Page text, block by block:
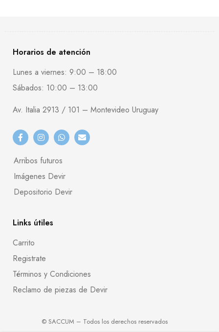
Horarios de atención
Lunes a viernes: 9:00 – 18:00
Sábados: 10:00 – 13:00
Av. Italia 2913 / 101 – Montevideo Uruguay
Arribos futuros
Imágenes Devir
Depositorio Devir
Links útiles
Carrito
Registrate
Términos y Condiciones
Reclamo de piezas de Devir
© SACCUM – Todos los derechos reservados